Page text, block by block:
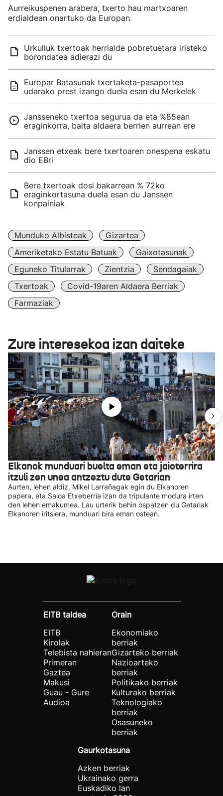
Aurreikuspenen arabera, txerto hau martxoaren
erdialdean onartuko da Europan.
Urkulluk txertoak herrialde pobretuetara iristeko
borondatea adierazi du
Europar Batasunak txertaketa-pasaportea
udarako prest izango duela esan du Merkelek
Jansseneko txertoa segurua da eta %85ean
eraginkorra, baita aldaera berrien aurrean ere
Janssen etxeak bere txertoaren onespena eskatu
dio EBri
Bere txertoak dosi bakarrean % 72ko
eraginkortasuna duela esan du Janssen
konpainiak
Munduko Albisteak
Gizartea
Ameriketako Estatu Batuak
Gaixotasunak
Eguneko Titularrak
Zientzia
Sendagaiak
Txertoak
Covid-19aren Aldaera Berriak
Farmaziak
Zure interesekoa izan daiteke
Elkanok munduari buelta eman eta jaioterrira
itzuli zen unea antzeztu dute Getarian
Aurten, lehen aldiz, Mikel Larrañagak egin du Elkanoren
papera, eta Saioa Etxeberria izan da tripulante modura irten
den lehen emakumea. Lau urterik behin ospatzen du Getariak
Elkanoren iritsiera, munduari bira eman ostean.
EITB taldea
EITB
Kirolak
Telebista nahieran
Primeran
Gaztea
Makusi
Guau - Gure
Audioa
Orain
Ekonomiako
berriak
Gizarteko berriak
Nazioarteko
berriak
Politikako berriak
Kulturako berriak
Teknologiako
berriak
Osasuneko
berriak
Gaurkotasuna
Azken berriak
Ukrainako gerra
Euskadiko lan